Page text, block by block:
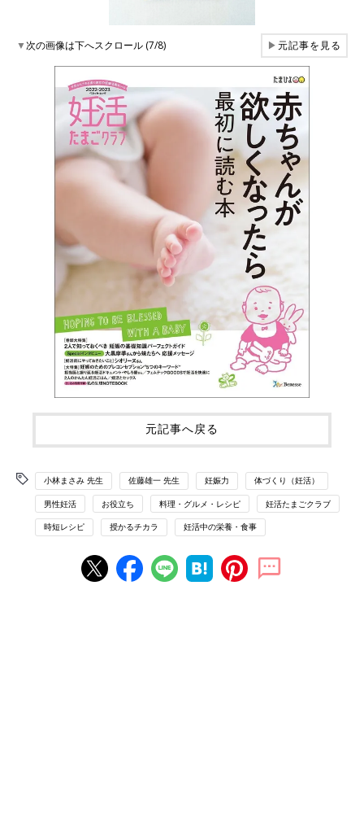
▼次の画像は下へスクロール (7/8) ▶元記事を見る
元記事へ戻る
小林まさみ 先生 佐藤雄一 先生 妊娠力 体づくり（妊活）
男性妊活 お役立ち 料理・グルメ・レシピ 妊活たまごクラブ
時短レシピ 授かるチカラ 妊活中の栄養・食事